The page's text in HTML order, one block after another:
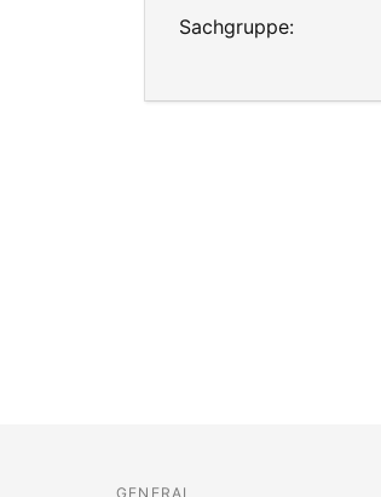
Sachgruppe:
GENERAL